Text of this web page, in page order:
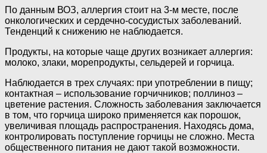
По данным ВОЗ, аллергия стоит на 3-м месте, после
онкологических и сердечно-сосудистых заболеваний.
Тенденций к снижению не наблюдается.
Продукты, на которые чаще других возникает аллергия:
молоко, злаки, морепродукты, сельдерей и горчица.
Наблюдается в трех случаях: при употреблении в пищу;
контактная – использование горчичников; поллиноз –
цветение растения. Сложность заболевания заключается
в том, что горчица широко применяется как порошок,
увеличивая площадь распространения. Находясь дома,
контролировать поступление горчицы не сложно. Места
общественного питания не дают такой возможности.